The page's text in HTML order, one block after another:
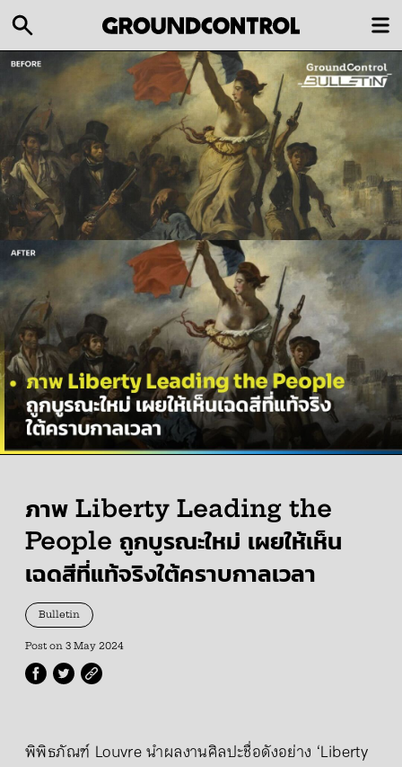
ภาพ Liberty Leading the
People ถูกบูรณะใหม่ เผยให้เห็น
เฉดสีที่แท้จริงใต้คราบกาลเวลา
Bulletin
Post on 3 May 2024
พิพิธภัณฑ์ Louvre นำผลงานศิลปะชื่อดังอย่าง ‘Liberty